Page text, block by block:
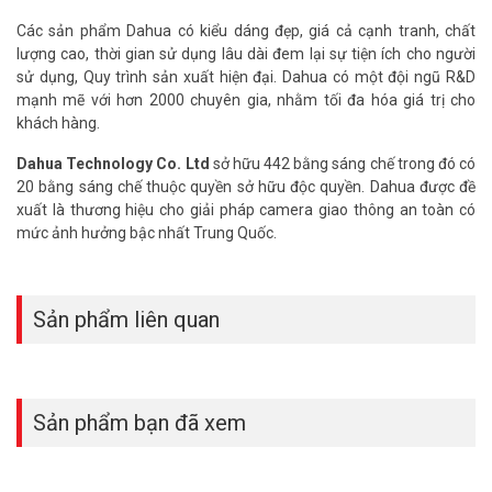
– Hỗ trợ thẻ Micro SD tối đa 256 GB; Mic tích hợp.
– Nguồn điện: 12 VDC/PoE. Công suất tối đa 7.1W.
– Audio In/out line: 1/1 (cổng RCA). Alarm In/out line: 1/1
– Chuẩn bảo vệ IP67 và IK10.
– Chất liệu: kim loại
– Kích thước: 55.0 mm × Φ108.9 mm
– Trọng lượng: 0.41 kg
– Xuất xứ: Trung Quốc.
– Bảo hành: 36 tháng.
Câu hỏi thường gặp về camera IP DH-IPC-
Camera DH-IPC-HDBW2449F-AS-IL có tự
động bật đèn khi phát hiện người ban đêm
Có. Bạn có thể cài đặt để đèn warm light tự động bật khi phát hiện
chuyển động. Điều này giúp xua đuổi kẻ lạ và ghi hình màu sắc rõ
nét.
Các sản phẩm Dahua có kiểu dáng đẹp, giá cả cạnh tranh, chất
lượng cao, thời gian sử dụng lâu dài đem lại sự tiện ích cho người
sử dụng, Quy trình sản xuất hiện đại. Dahua có một đội ngũ R&D
mạnh mẽ với hơn 2000 chuyên gia, nhằm tối đa hóa giá trị cho
khách hàng.
Dahua Technology Co. Ltd sở hữu 442 bằng sáng chế trong đó có
20 bằng sáng chế thuộc quyền sở hữu độc quyền. Dahua được đề
xuất là thương hiệu cho giải pháp camera giao thông an toàn có
mức ảnh hưởng bậc nhất Trung Quốc.
Sản phẩm liên quan
Sản phẩm bạn đã xem